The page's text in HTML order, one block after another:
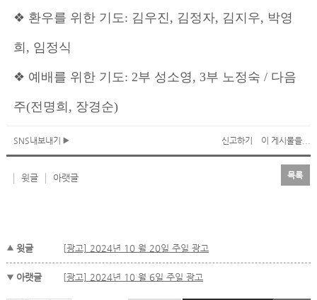
❖ 환우를 위한 기도: 김우진, 김정자, 김지우, 박영
희, 임정식
❖ 예배를 위한 기도: 2부 성소영, 3부 노정숙 / 다음
주(전명희, 장경순)
SNS내보내기 신고하기 이 게시물을...
윗글 아랫글 목록
윗글 [광고] 2024년 10 월 20일 주일 광고
아랫글 [광고] 2024년 10 월 6일 주일 광고